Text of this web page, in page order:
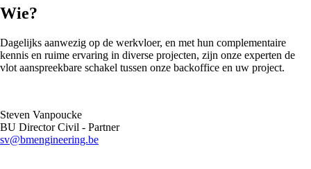
Wie?
Dagelijks aanwezig op de werkvloer, en met hun complementaire
kennis en ruime ervaring in diverse projecten, zijn onze experten de
vlot aanspreekbare schakel tussen onze backoffice en uw project.
Steven Vanpoucke
BU Director Civil - Partner
sv@bmengineering.be